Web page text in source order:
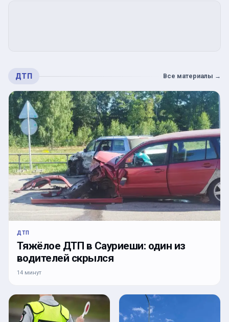
ДТП Все материалы →
ДТП
Тяжёлое ДТП в Сауриеши: один из
водителей скрылся
14 минут